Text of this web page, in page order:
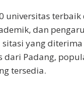
universitas
dan
yang
dari Padang,
tersedia.